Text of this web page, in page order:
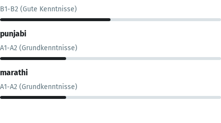
B1-B2 (Gute Kenntnisse)
punjabi
A1-A2 (Grundkenntnisse)
marathi
A1-A2 (Grundkenntnisse)